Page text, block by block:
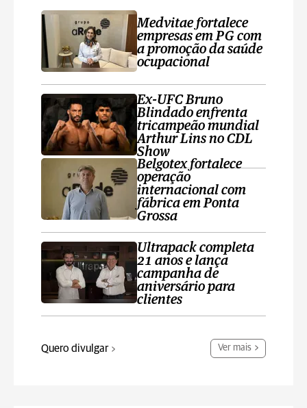
Medvitae fortalece
empresas em PG com
a promoção da saúde
ocupacional
Ex-UFC Bruno
Blindado enfrenta
tricampeão mundial
Arthur Lins no CDL
Show
Belgotex fortalece
operação
internacional com
fábrica em Ponta
Grossa
Ultrapack completa
21 anos e lança
campanha de
aniversário para
clientes
Quero divulgar Ver mais